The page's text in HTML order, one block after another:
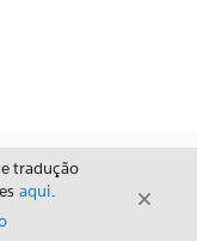
tradução
aqui.
Fechar